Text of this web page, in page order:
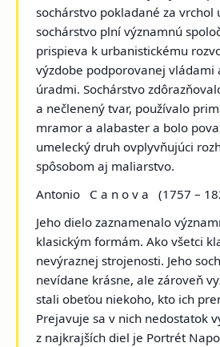
sochárstvo pokladané za vrchol
sochárstvo plní významnú
prispieva k urbanistickému
výzdobe podporovanej vládami
úradmi. Sochárstvo
a nečlenený tvar, používalo
mramor a alabaster a bolo
umelecký druh ovplyvňujúci
spôsobom aj maliarstvo.
Antonio C a n o v a (1757 –
Jeho dielo zaznamenalo
klasickým formám. Ako všetci
nevýraznej strojenosti. Jeho
nevídane krásne, ale zároveň
stali obeťou niekoho, kto ich
Prejavuje sa v nich nedostatok
z najkrajších diel je Portrét